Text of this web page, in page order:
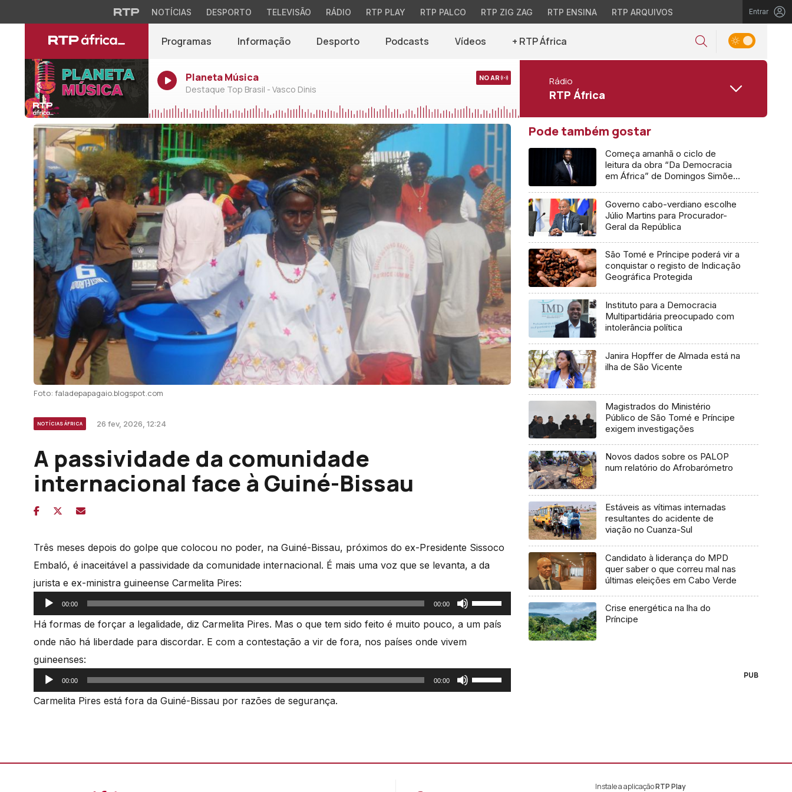
NOTÍCIAS DESPORTO TELEVISÃO RÁDIO RTP PLAY RTP PALCO RTP ZIG ZAG RTP ENSINA RTP ARQUIVOS Entrar
Programas Informação Desporto Podcasts Vídeos + RTP África
Planeta Música
Destaque Top Brasil - Vasco Dinis
NO AR Rádio
RTP África
Foto: faladepapagaio.blogspot.com
NOTÍCIAS ÁFRICA 26 fev, 2026, 12:24
A passividade da comunidade
internacional face à Guiné-Bissau
Três meses depois do golpe que colocou no poder, na Guiné-Bissau, próximos do ex-Presidente Sissoco
Embaló, é inaceitável a passividade da comunidade internacional. É mais uma voz que se levanta, a da
jurista e ex-ministra guineense Carmelita Pires:
Reprodutor
de
áudio
00:00 00:00
Use
as
para
Há formas de forçar a legalidade, diz Carmelita Pires. Mas o que tem sido feito é muito pouco, a um país
onde não há liberdade para discordar. E com a contestação a vir de fora, nos países onde vivem
guineenses:
Reprodutor
de
00:00 00:00
Use
as
aumentar
Carmelita Pires está fora da Guiné-Bissau por razões de segurança.
Pode também gostar
Começa amanhã o ciclo de
leitura da obra “Da Democracia
em África” de Domingos Simões
Governo cabo-verdiano escolhe
Júlio Martins para Procurador-
Geral da República
São Tomé e Príncipe poderá vir a
conquistar o registo de Indicação
Geográfica Protegida
Instituto para a Democracia
Multipartidária preocupado com
intolerância política
Janira Hopffer de Almada está na
ilha de São Vicente
Magistrados do Ministério
Público de São Tomé e Príncipe
exigem investigações
Novos dados sobre os PALOP
num relatório do Afrobarómetro
Estáveis as vítimas internadas
resultantes do acidente de
viação no Cuanza-Sul
Candidato à liderança do MPD
quer saber o que correu mal nas
últimas eleições em Cabo Verde
Crise energética na lha do
Príncipe
PUB
Instale a aplicaçãoRTP Play